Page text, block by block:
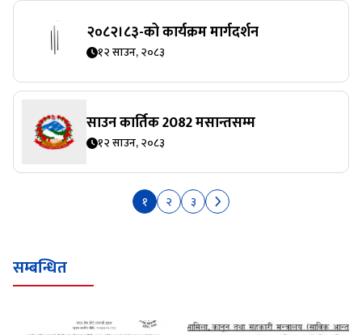
२०८२।८३-को कार्यक्रम मार्गदर्शन
१२ साउन, २०८३
साउन कार्तिक 2082 मसान्तसम्म
१२ साउन, २०८३
१ २ ३
सम्बन्धित